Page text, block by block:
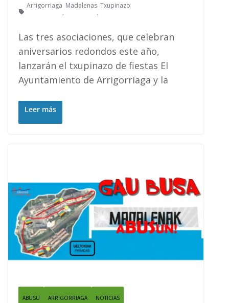
Arrigorriaga
,
Madalenas
,
Txupinazo
Las tres asociaciones, que celebran
aniversarios redondos este año,
lanzarán el txupinazo de fiestas El
Ayuntamiento de Arrigorriaga y la
Leer más
ABUSU ARRIGORRIAGA NOTICIAS